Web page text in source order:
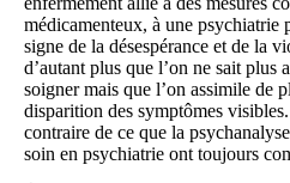
médicamenteux, à une psychiatrie
signe de la désespérance et de la
d’autant plus que l’on ne sait plus
soigner mais que l’on assimile de
disparition des symptômes
contraire de ce que la
soin en psychiatrie ont toujours